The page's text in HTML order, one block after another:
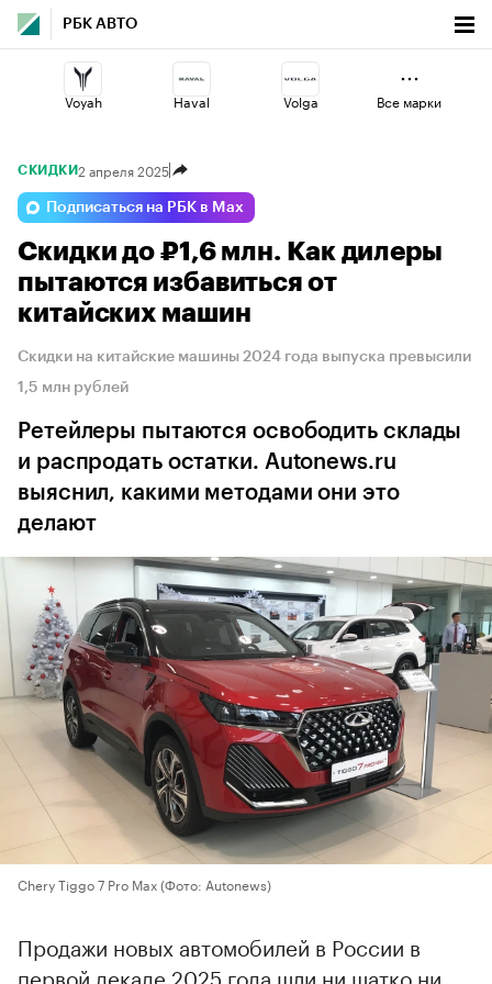
РБК АВТО
Voyah Haval Volga
Omoda Lada
Changan Geely Jaecoo
Все марки
СКИДКИ2 апреля 2025
Подписаться на РБК в Max
Скидки до ₽1,6 млн. Как дилеры
пытаются избавиться от
китайских машин
Скидки на китайские машины 2024 года выпуска превысили
1,5 млн рублей
Ретейлеры пытаются освободить склады
и распродать остатки. Autonews.ru
выяснил, какими методами они это
делают
Chery Tiggo 7 Pro Max(Фото: Autonews)
Продажи новых автомобилей в России в
первой декаде 2025 года шли ни шатко ни